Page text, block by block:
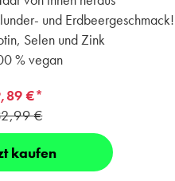
und Erdbeergeschmack!
Selen und Zink
% vegan
€*
€
kaufen